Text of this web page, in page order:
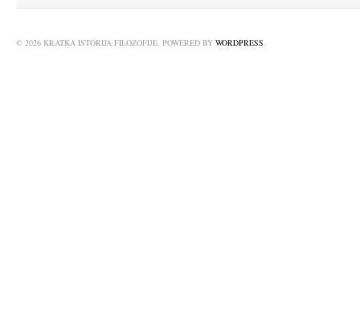
© 2026 KRATKA ISTORIJA FILOZOFIJE. POWERED BY WORDPRESS.